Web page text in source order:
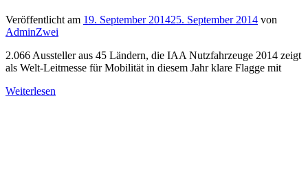
Veröffentlicht am 19. September 201425. September 2014 von
AdminZwei
2.066 Aussteller aus 45 Ländern, die IAA Nutzfahrzeuge 2014 zeigt
als Welt-Leitmesse für Mobilität in diesem Jahr klare Flagge mit
Weiterlesen